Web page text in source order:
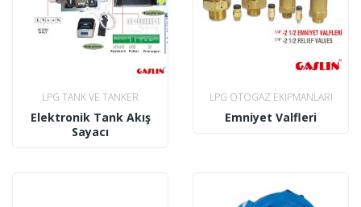
LPG TANK VE TANKER
Elektronik Tank Akış
Sayacı
LPG OTOGAZ EKIPMANLARI
Emniyet Valfleri